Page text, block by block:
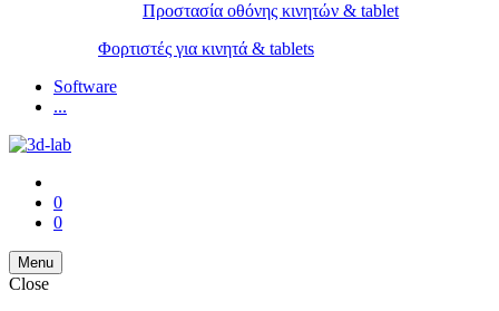
Προστασία οθόνης κινητών & tablet
Φορτιστές για κινητά & tablets
Software
...
0
0
Menu
Close